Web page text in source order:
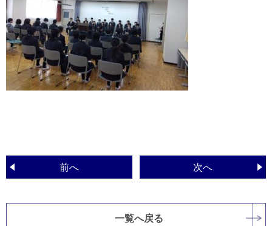
前へ 次へ
一覧へ戻る